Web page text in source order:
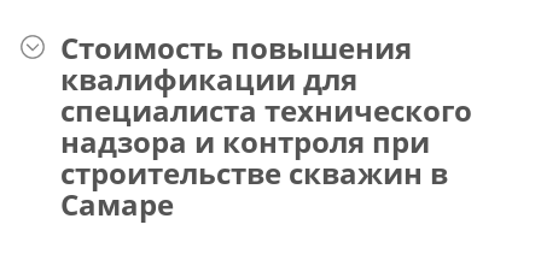
Стоимость повышения
квалификации для
специалиста технического
надзора и контроля при
строительстве скважин в
Самаре